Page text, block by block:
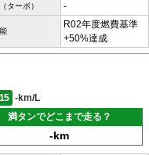
ターボ） -
R02年度燃費基準
+50%達成
-km/L
満タンでどこまで走る？
-km